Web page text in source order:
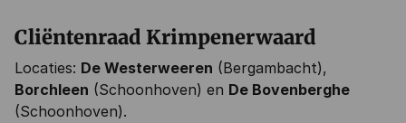
Cliëntenraad Krimpenerwaard
Locaties: De Westerweeren (Bergambacht),
Borchleen (Schoonhoven) en De Bovenberghe
(Schoonhoven).